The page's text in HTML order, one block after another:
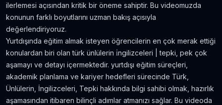
Avustralya’da Çekilmiş 7 Efsane Film
Film ve Dizi İzleyerek İngilizce Öğrenmek
İsteyenlere Tavsiyeler
ilerlemesi açısından kritik bir öneme sahiptir. Bu videomuzda
konunun farklı boyutlarını uzman bakış açısıyla
değerlendiriyoruz.
Yurtdışında eğitim almak isteyen öğrencilerin en çok merak ettiği
konulardan biri olan türk ünlülerin i̇ngilizceleri | tepki, pek çok
aşamayı ve detayı içermektedir. yurtdışı eğitim süreçleri,
akademik planlama ve kariyer hedefleri sürecinde Türk,
Ünlülerin, İngilizceleri, Tepki hakkında bilgi sahibi olmak, hazırlık
aşamasından itibaren bilinçli adımlar atmanızı sağlar. Bu videoda